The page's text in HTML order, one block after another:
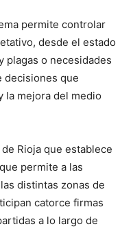
permite controlar
desde el estado
plagas o necesidades
decisiones que
la mejora del medio
Rioja que establece
permite a las
distintas zonas de
catorce firmas
a lo largo de